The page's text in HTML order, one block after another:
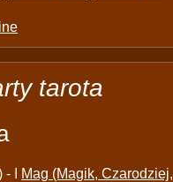
tarota
- I
Mag (Magik, Czarodziej,